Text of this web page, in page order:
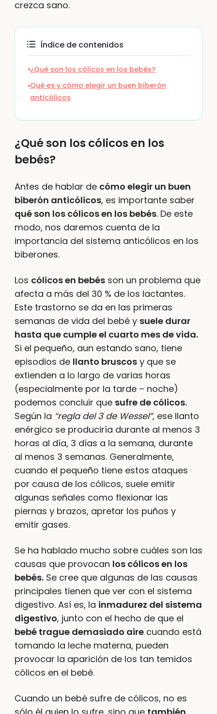
crezca sano.
Índice de contenidos
¿Qué son los cólicos en los bebés?
Qué es y cómo elegir un buen biberón
anticólicos
¿Qué son los cólicos en los
bebés?
Antes de hablar de cómo elegir un buen
biberón anticólicos, es importante saber
qué son los cólicos en los bebés. De este
modo, nos daremos cuenta de la
importancia del sistema anticólicos en los
biberones.
Los cólicos en bebés son un problema que
afecta a más del 30 % de los lactantes.
Este trastorno se da en las primeras
semanas de vida del bebé y suele durar
hasta que cumple el cuarto mes de vida.
Si el pequeño, aun estando sano, tiene
episodios de llanto bruscos y que se
extienden a lo largo de varias horas
(especialmente por la tarde – noche)
podemos concluir que sufre de cólicos.
Según la “regla del 3 de Wessel”, ese llanto
enérgico se produciría durante al menos 3
horas al día, 3 días a la semana, durante
al menos 3 semanas. Generalmente,
cuando el pequeño tiene estos ataques
por causa de los cólicos, suele emitir
algunas señales como flexionar las
piernas y brazos, apretar los puños y
emitir gases.
Se ha hablado mucho sobre cuáles son las
causas que provocan los cólicos en los
bebés. Se cree que algunas de las causas
principales tienen que ver con el sistema
digestivo. Así es, la inmadurez del sistema
digestivo, junto con el hecho de que el
bebé trague demasiado aire cuando está
tomando la leche materna, pueden
provocar la aparición de los tan temidos
cólicos en el bebé.
Cuando un bebé sufre de cólicos, no es